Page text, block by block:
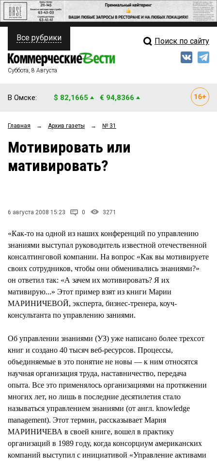
ПОЛИТИКА
ФИНАНСЫ
ОБЩЕСТВО
ЗАКОН
НОВОСТИ КОМПАНИЙ
СТИЛЬ ЖИЗНИ
Свежий выпуск
Рейтинги
Все рубрики Поиск по сайту
Суббота, 8 Августа
В Омске: $ 82,1665 € 94,8366
Главная → Архив газеты → № 31
Мотивировать или
мативировать?
6 августа 2008 15:23 0 3271
«Как-то на одной из наших конференций по управлению
знаниями выступал руководитель известной отечественной
консалтинговой компании. На вопрос «Как вы мотивируете
своих сотрудников, чтобы они обменивались знаниями?»
он ответил так: «А зачем их мотивировать? Я их
мативирую...» Этот пример взят из книги Марии
МАРИНИЧЕВОЙ, эксперта, бизнес-тренера, коуч-
консультанта по управлению заниями.
Об управлении знаниями (УЗ) уже написано более трехсот
книг и создано 40 тысяч веб-ресурсов. Процессы,
объединяемые в это понятие не новы — к ним относятся
научная организация труда, наставничество, передача
опыта. Все это применялось организациями на протяжении
многих лет, но лишь в последние десятилетия стало
называться управлением знаниями (от англ. knowledge
management). Этот термин, рассказывает Мария
МАРИНИЧЕВА в своей книге, вошел в практику
организаций в 1989 году, когда консорциум американских
компаний выступил с инициативой «Управление активами